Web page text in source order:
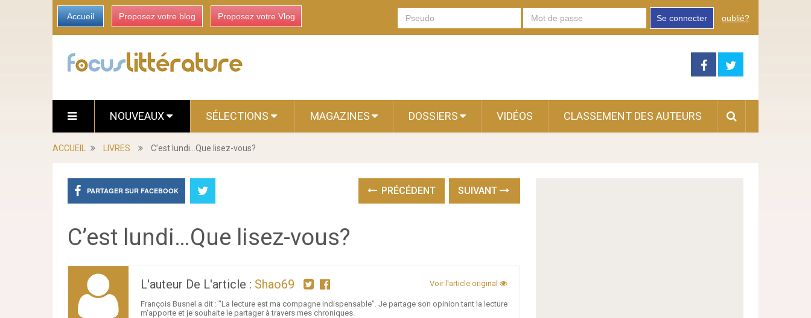
Accueil Proposez votre blog Proposez votre Vlog Se connecter oublié?
NOUVEAUX SÉLECTIONS MAGAZINES DOSSIERS VIDÉOS CLASSEMENT DES AUTEURS
ACCUEIL LIVRES C’est lundi…Que lisez-vous?
PARTAGER SUR FACEBOOK PRÉCÉDENT SUIVANT
C’est lundi…Que lisez-vous?
L'auteur De L'article : Shao69 Voir l'article original
François Busnel a dit : "La lecture est ma compagne indispensable". Je partage son opinion tant la lecture
m'apporte et je souhaite le partager à travers mes chroniques.